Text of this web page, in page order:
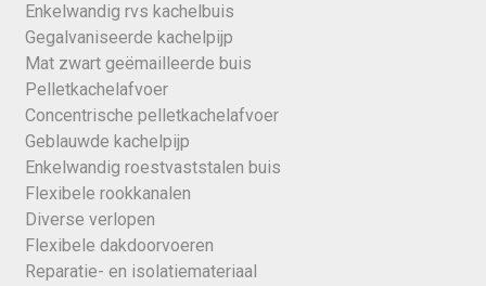
Enkelwandig rvs kachelbuis
Gegalvaniseerde kachelpijp
Mat zwart geëmailleerde buis
Pelletkachelafvoer
Concentrische pelletkachelafvoer
Geblauwde kachelpijp
Enkelwandig roestvaststalen buis
Flexibele rookkanalen
Diverse verlopen
Flexibele dakdoorvoeren
Reparatie- en isolatiemateriaal